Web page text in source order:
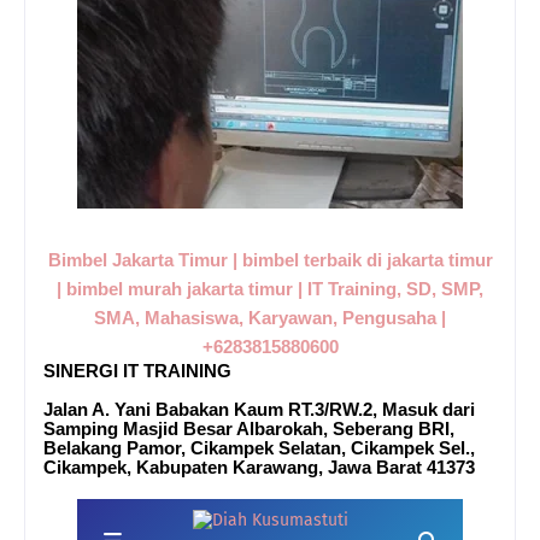
Bimbel Jakarta Timur | bimbel terbaik di jakarta timur
| bimbel murah jakarta timur | IT Training, SD, SMP,
SMA, Mahasiswa, Karyawan, Pengusaha |
+6283815880600
SINERGI IT TRAINING
Jalan A. Yani Babakan Kaum RT.3/RW.2, Masuk dari
Samping Masjid Besar Albarokah, Seberang BRI,
Belakang Pamor, Cikampek Selatan, Cikampek Sel.,
Cikampek, Kabupaten Karawang, Jawa Barat 41373